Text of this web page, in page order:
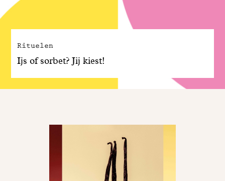
Rituelen
Ijs of sorbet? Jij kiest!